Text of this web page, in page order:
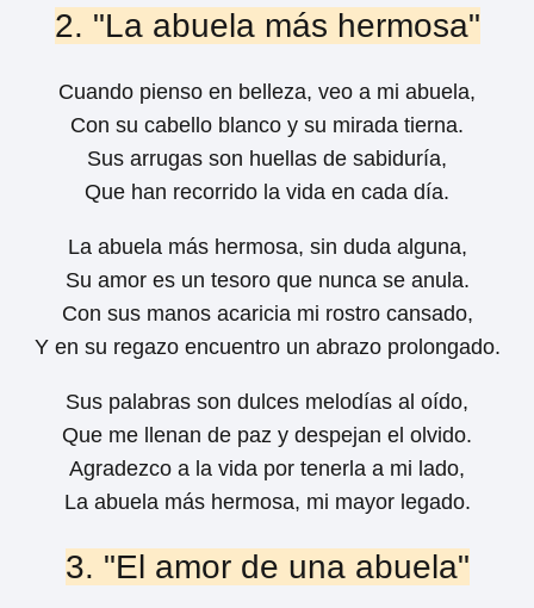
2. "La abuela más hermosa"
Cuando pienso en belleza, veo a mi abuela,
Con su cabello blanco y su mirada tierna.
Sus arrugas son huellas de sabiduría,
Que han recorrido la vida en cada día.
La abuela más hermosa, sin duda alguna,
Su amor es un tesoro que nunca se anula.
Con sus manos acaricia mi rostro cansado,
Y en su regazo encuentro un abrazo prolongado.
Sus palabras son dulces melodías al oído,
Que me llenan de paz y despejan el olvido.
Agradezco a la vida por tenerla a mi lado,
La abuela más hermosa, mi mayor legado.
3. "El amor de una abuela"